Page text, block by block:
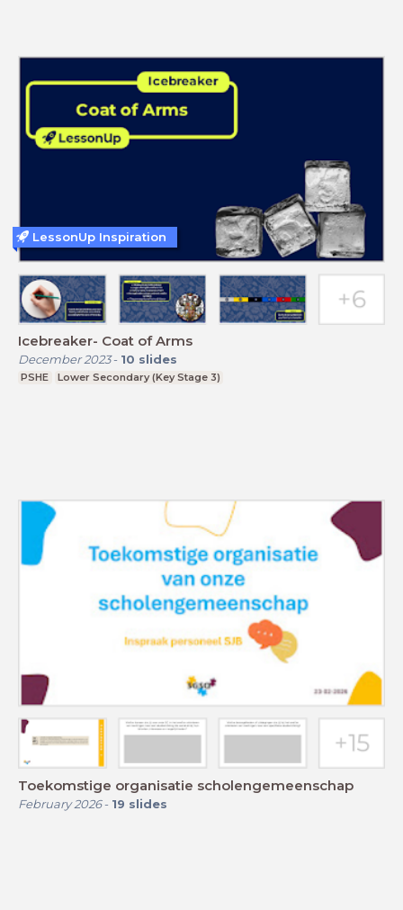
Icebreaker- Coat of Arms
December 2023- 10 slides
PSHE Lower Secondary (Key Stage 3)
LessonUp Inspiration
Toekomstige organisatie scholengemeenschap
February 2026- 19 slides